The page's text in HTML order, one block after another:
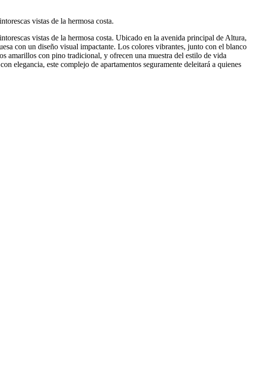
vistas de la hermosa costa.
vistas de la hermosa costa. Ubicado en la avenida principal de Altura,
con un diseño visual impactante. Los colores vibrantes, junto con el blanco
amarillos con pino tradicional, y ofrecen una muestra del estilo de vida
elegancia, este complejo de apartamentos seguramente deleitará a quienes